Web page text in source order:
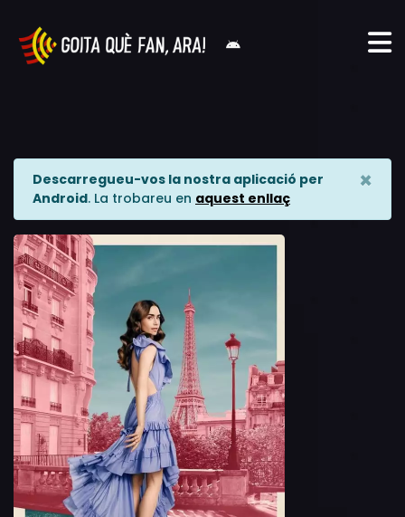
Descarregueu-vos la nostra aplicació per
Android. La trobareu en aquest enllaç
×